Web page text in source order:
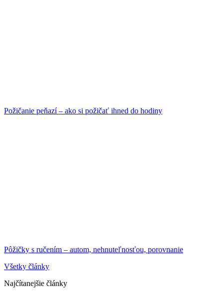
Požičanie peňazí – ako si požičať ihned do hodiny
Pôžičky s ručením – autom, nehnuteľnosťou, porovnanie
Všetky články
Najčítanejšie články